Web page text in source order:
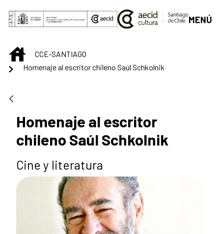
Saltar al contenido principal
MENÚ
INICIOCCE-SANTIAGO
Homenaje al escritor chileno Saúl Schkolnik
Homenaje al escritor
chileno Saúl Schkolnik
Cine y literatura